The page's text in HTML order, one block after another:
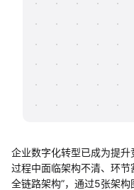
知识分享社区
企业数字化转型已成为提
过程中面临架构不清、环
全链路架构”，通过5张架